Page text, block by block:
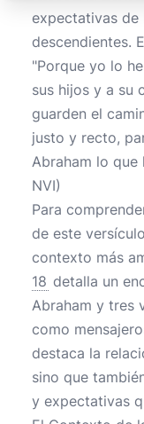
expectativas de
descendientes.
"Porque yo lo
sus hijos y a su
guarden el
justo y recto,
Abraham lo que
NVI)
Para
de este
contexto más
18 detalla un
Abraham y tres
como
destaca la
sino que
y expectativas